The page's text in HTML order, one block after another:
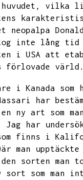
vilka
neopalpa
inte lång tid
i USA att
förlovade värld.
i Kanada som
har
ny art som
Jag har
finns i
man
sorten man
sort som man